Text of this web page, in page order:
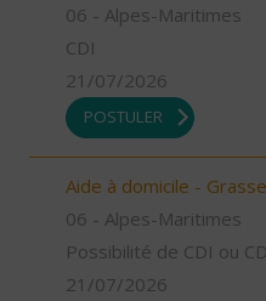
06 - Alpes-Maritimes
CDI
21/07/2026
POSTULER
Aide à domicile -
06 - Alpes-Maritimes
Possibilité de CDI ou
21/07/2026